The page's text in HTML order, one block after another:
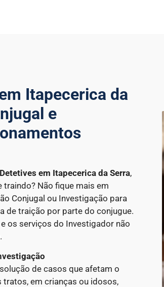
Itapecerica da
e
em Itapecerica da Serra,
Não fique mais em
Conjugal ou Investigação para
de traição por parte do conjugue.
os serviços do Investigador não
de casos que afetam o
em crianças ou idosos,